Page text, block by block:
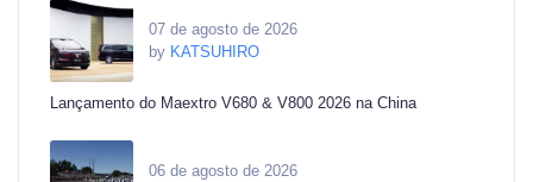
07 de agosto de 2026
by KATSUHIRO
Lançamento do Maextro V680 & V800 2026 na China
06 de agosto de 2026